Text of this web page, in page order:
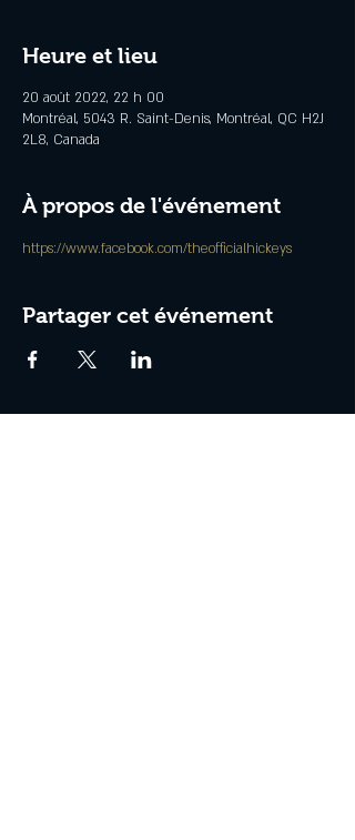
Heure et lieu
20 août 2022, 22 h 00
Montréal, 5043 R. Saint-Denis, Montréal, QC H2J
2L8, Canada
À propos de l'événement
https://www.facebook.com/theofficialhickeys
Partager cet événement